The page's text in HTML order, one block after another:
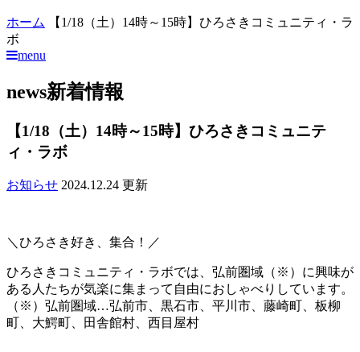
ホーム
【1/18（土）14時～15時】ひろさきコミュニティ・ラ
ボ
menu
news新着情報
【1/18（土）14時～15時】ひろさきコミュニテ
ィ・ラボ
お知らせ 2024.12.24 更新
＼ひろさき好き、集合！／
ひろさきコミュニティ・ラボでは、弘前圏域（※）に興味が
ある人たちが気楽に集まって自由におしゃべりしています。
（※）弘前圏域…弘前市、黒石市、平川市、藤崎町、板柳
町、大鰐町、田舎館村、西目屋村